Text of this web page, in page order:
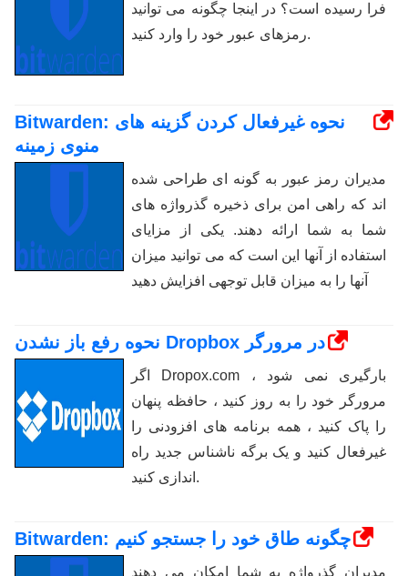
فرا رسیده است؟ در اینجا چگونه می توانید
رمزهای عبور خود را وارد کنید.
Bitwarden: نحوه غیرفعال کردن گزینه های
منوی زمینه
مدیران رمز عبور به گونه ای طراحی شده
اند که راهی امن برای ذخیره گذرواژه های
شما به شما ارائه دهند. یکی از مزایای
استفاده از آنها این است که می توانید میزان
آنها را به میزان قابل توجهی افزایش دهید
نحوه رفع باز نشدن Dropbox در مرورگر
اگر Dropox.com بارگیری نمی شود ،
مرورگر خود را به روز کنید ، حافظه پنهان
را پاک کنید ، همه برنامه های افزودنی را
غیرفعال کنید و یک برگه ناشناس جدید راه
اندازی کنید.
Bitwarden: چگونه طاق خود را جستجو کنیم
مدیران گذرواژه به شما امکان می دهند